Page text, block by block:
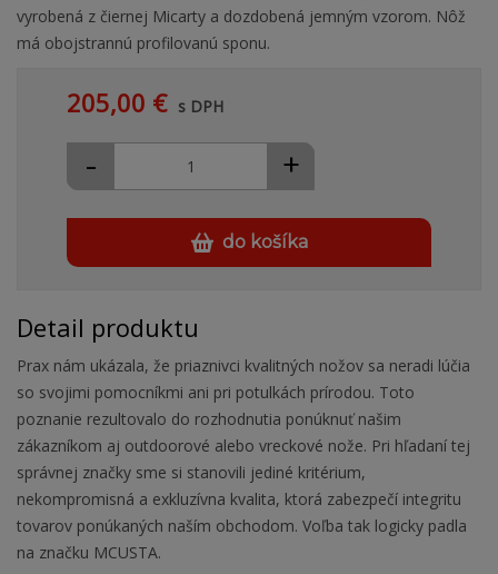
vyrobená z čiernej Micarty a dozdobená jemným vzorom. Nôž
má obojstrannú profilovanú sponu.
205,00 € s DPH
+
-
do košíka
Detail produktu
Prax nám ukázala, že priaznivci kvalitných nožov sa neradi lúčia
so svojimi pomocníkmi ani pri potulkách prírodou. Toto
poznanie rezultovalo do rozhodnutia ponúknuť našim
zákazníkom aj outdoorové alebo vreckové nože. Pri hľadaní tej
správnej značky sme si stanovili jediné kritérium,
nekompromisná a exkluzívna kvalita, ktorá zabezpečí integritu
tovarov ponúkaných naším obchodom. Voľba tak logicky padla
na značku MCUSTA.